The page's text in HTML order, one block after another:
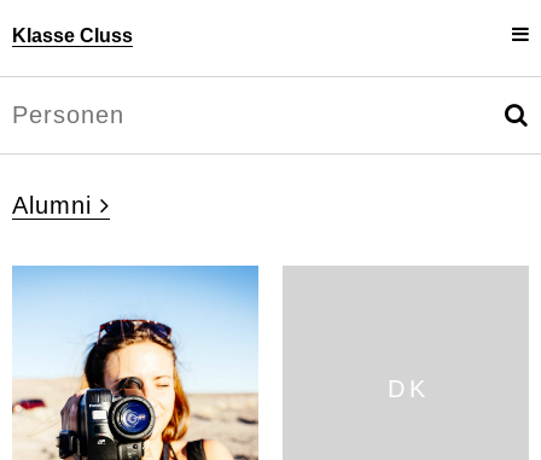
Klasse Cluss
Personen
Projekte
Uli Cluss
Information
Alumni
D K